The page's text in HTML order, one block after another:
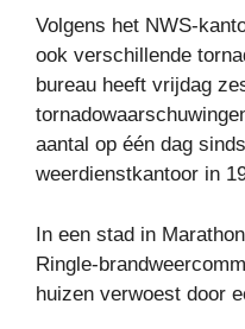
Volgens het NWS-
ook verschillende
bureau heeft vrijdag
aantal op één dag
weerdienstkantoor in
In een stad in
Ringle-
huizen verwoest door